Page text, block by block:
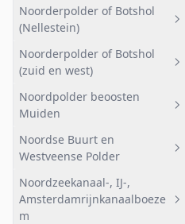
Breukeleveensche of Stille Plas
Tienhovensche Plassen noord
Tienhovensche Plassen zuid
Vuntus
Meerlanden
Noorder IJ Polder
Geheel afwateringsgebied
Bovenkerk
Uithoorn
Amstelzijde
Noorderpolder of Botshol
(Nellestein)
Geheel afwateringsgebied
Natuurgebied
Noorderpolder of Botshol
(zuid en west)
Geheel afwateringsgebied
Botshol Midden
Noorderpolder (oost)
Noorderpolder (west)
Noordpolder beoosten
Muiden
Geheel afwateringsgebied
Noord
Noordse Buurt en
Westveense Polder
Geheel afwateringsgebied
Noordse buurt
Noordzeekanaal-, IJ-,
Amsterdamrijnkanaalboeze
m